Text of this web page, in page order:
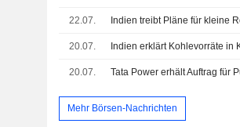
22.07.
20.07.
20.07. Tata Power erhält Auftrag für
Mehr Börsen-Nachrichten